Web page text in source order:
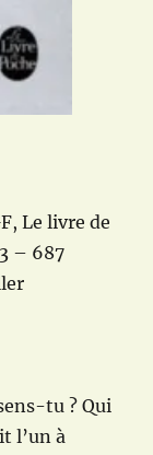
Le livre de
– 687
tu ? Qui
l’un à